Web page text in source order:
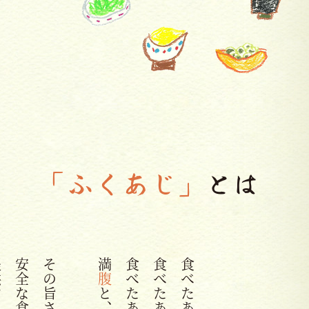
「ふくあじ」 とは
満
腹